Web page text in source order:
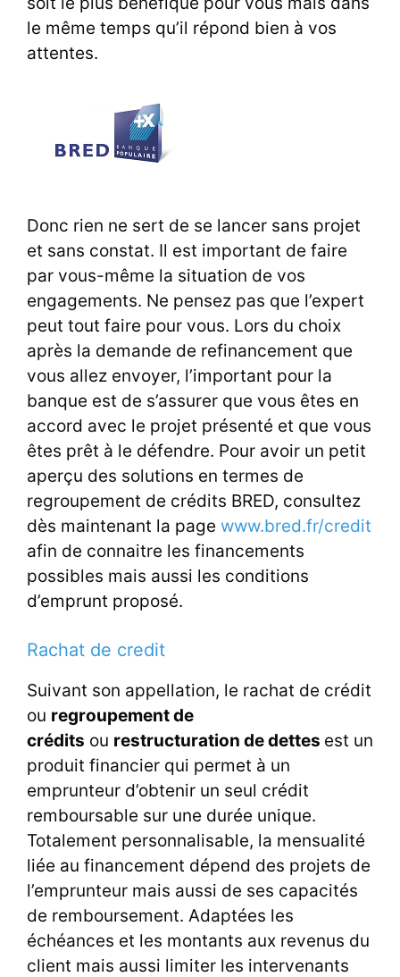
le même temps qu’il répond bien à vos
attentes.
Donc rien ne sert de se lancer sans projet
et sans constat. Il est important de faire
par vous-même la situation de vos
engagements. Ne pensez pas que l’expert
peut tout faire pour vous. Lors du choix
après la demande de refinancement que
vous allez envoyer, l’important pour la
banque est de s’assurer que vous êtes en
accord avec le projet présenté et que vous
êtes prêt à le défendre. Pour avoir un petit
aperçu des solutions en termes de
regroupement de crédits BRED, consultez
dès maintenant la page www.bred.fr/credit
afin de connaitre les financements
possibles mais aussi les conditions
d’emprunt proposé.
Rachat de credit
Suivant son appellation, le rachat de crédit
ou regroupement de
crédits ou restructuration de dettes est un
produit financier qui permet à un
emprunteur d’obtenir un seul crédit
remboursable sur une durée unique.
Totalement personnalisable, la mensualité
liée au financement dépend des projets de
l’emprunteur mais aussi de ses capacités
de remboursement. Adaptées les
échéances et les montants aux revenus du
client mais aussi limiter les intervenants